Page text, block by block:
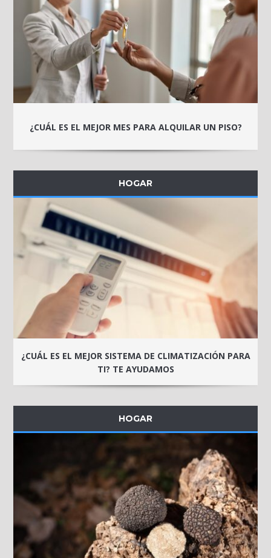
¿CUÁL ES EL MEJOR MES PARA ALQUILAR UN PISO?
HOGAR
¿CUÁL ES EL MEJOR SISTEMA DE CLIMATIZACIÓN PARA
TI? TE AYUDAMOS
HOGAR